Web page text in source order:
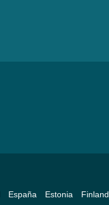
España Estonia Finland